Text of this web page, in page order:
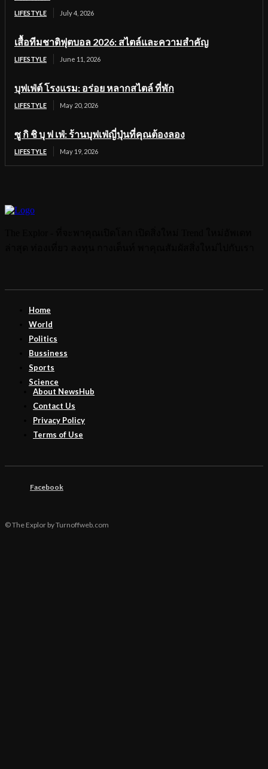
LIFESTYLE July 4, 2026
เสื้อทีมชาติฟุตบอล 2026: สไตล์และความสำคัญ
LIFESTYLE June 11, 2026
บุฟเฟ่ต์ โรงแรม: อร่อย หลากสไตล์ ที่พัก
LIFESTYLE May 20, 2026
ซู กิ ชิ บุ ฟ เฟ่: ร้านบุฟเฟ่ญี่ปุ่นที่คุณต้องลอง
LIFESTYLE May 19, 2026
Home
World
Politics
Bussiness
Sports
Science
About NewsHub
Contact Us
Privacy Policy
Terms of Use
Facebook
© The Explor by Turnoffweb.com